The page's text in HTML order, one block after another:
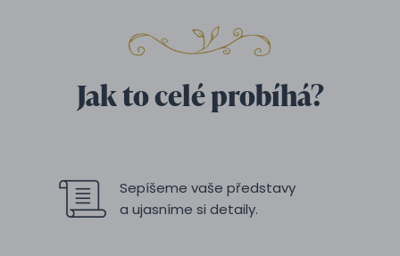
Jak to celé probíhá?
Sepíšeme vaše představy
a ujasníme si detaily.